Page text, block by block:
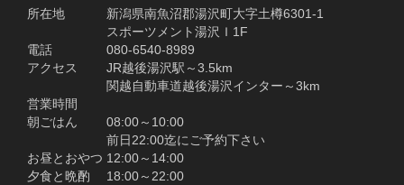
所在地 新潟県南魚沼郡湯沢町大字土樽6301-1
スポーツメント湯沢Ｉ1F
電話 080-6540-8989
アクセス JR越後湯沢駅～3.5km
関越自動車道越後湯沢インター～3km
営業時間
朝ごはん 08:00～10:00
前日22:00迄にご予約下さい
お昼とおやつ 12:00～14:00
夕食と晩酌 18:00～22:00